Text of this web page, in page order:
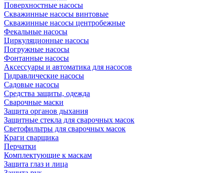
Поверхностные насосы
Скважинные насосы винтовые
Скважинные насосы центробежные
Фекальные насосы
Циркуляционные насосы
Погружные насосы
Фонтанные насосы
Аксессуары и автоматика для насосов
Гидравлические насосы
Садовые насосы
Средства защиты, одежда
Сварочные маски
Защита органов дыхания
Защитные стекла для сварочных масок
Светофильтры для сварочных масок
Краги сварщика
Перчатки
Комплектующие к маскам
Защита глаз и лица